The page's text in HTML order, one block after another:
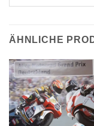
ÄHNLICHE